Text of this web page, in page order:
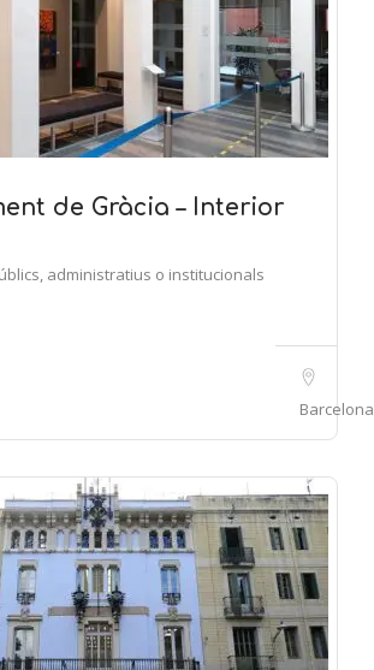
de Gràcia – Interior
administratius o institucionals
Barcelona